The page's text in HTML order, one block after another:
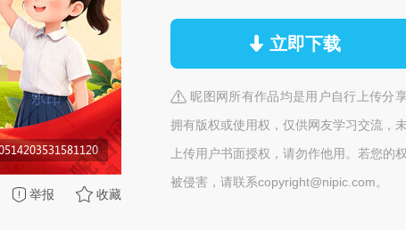
举报 收藏
立即下载
昵图网所有作品均是用户自行上传分
拥有版权或使用权，仅供网友学习交流，
上传用户书面授权，请勿作他用。若您的
被侵害，请联系copyright@nipic.com。